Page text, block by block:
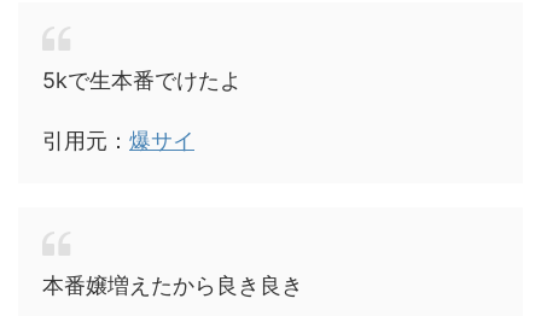
5kで生本番でけたよ
引用元： 爆サイ
本番嬢増えたから良き良き